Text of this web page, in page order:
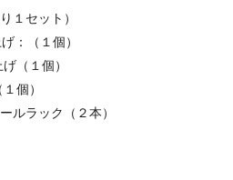
１セット）
：（１個）
（１個）
個）
ルラック（２本）